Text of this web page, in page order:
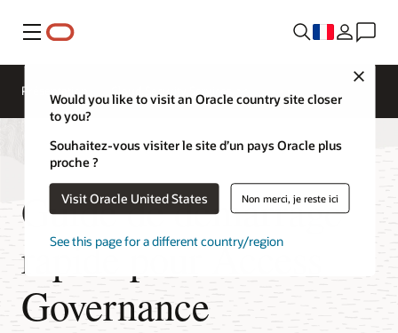
Menu
Would you like to visit an Oracle country site closer
to you?
Souhaitez-vous visiter le site d’un pays Oracle plus
proche ?
Visit Oracle United States Non merci, je reste ici
See this page for a different country/region
Présentation
Guide de démarrage
rapide pour Access
Governance